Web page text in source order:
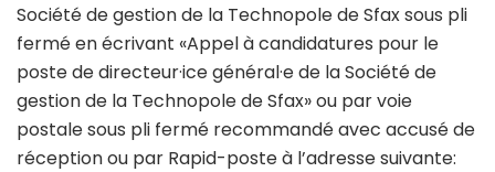
Société de gestion de la Technopole de Sfax sous pli
fermé en écrivant «Appel à candidatures pour le
poste de directeur·ice général·e de la Société de
gestion de la Technopole de Sfax» ou par voie
postale sous pli fermé recommandé avec accusé de
réception ou par Rapid-poste à l’adresse suivante: